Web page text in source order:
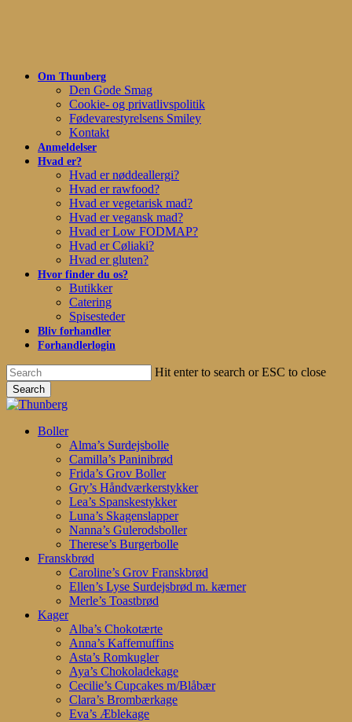
Om Thunberg
Den Gode Smag
Cookie- og privatlivspolitik
Fødevarestyrelsens Smiley
Kontakt
Anmeldelser
Hvad er?
Hvad er nøddeallergi?
Hvad er rawfood?
Hvad er vegetarisk mad?
Hvad er vegansk mad?
Hvad er Low FODMAP?
Hvad er Cøliaki?
Hvad er gluten?
Hvor finder du os?
Butikker
Catering
Spisesteder
Bliv forhandler
Forhandlerlogin
Hit enter to search or ESC to close
Search
Close
search
account
Menu
Boller
Alma’s Surdejsbolle
Camilla’s Paninibrød
Frida’s Grov Boller
Gry’s Håndværkerstykker
Lea’s Spanskestykker
Luna’s Skagenslapper
Nanna’s Gulerodsboller
Therese’s Burgerbolle
Franskbrød
Caroline’s Grov Franskbrød
Ellen’s Lyse Surdejsbrød m. kærner
Merle’s Toastbrød
Kager
Alba’s Chokotærte
Anna’s Kaffemuffins
Asta’s Romkugler
Aya’s Chokoladekage
Cecilie’s Cupcakes m/Blåbær
Clara’s Brombærkage
Eva’s Æblekage